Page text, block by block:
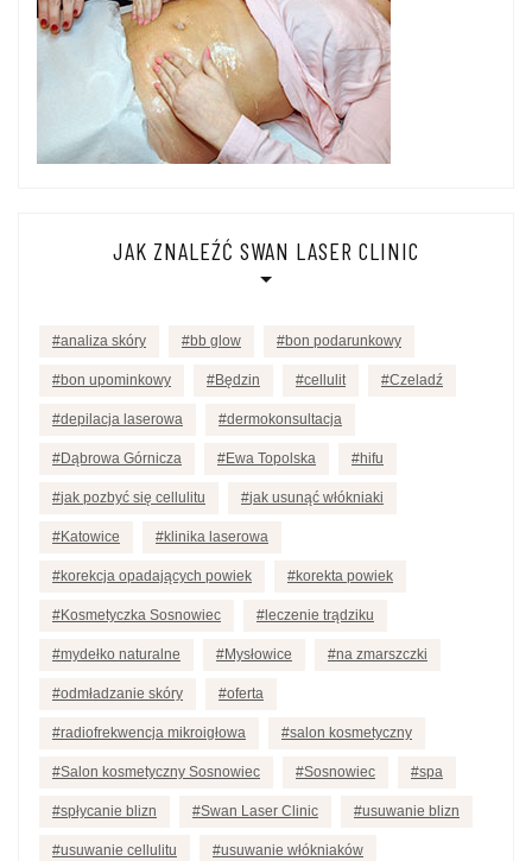
JAK ZNALEŹĆ SWAN LASER CLINIC
analiza skóry bb glow bon podarunkowy
bon upominkowy Będzin cellulit Czeladź
depilacja laserowa dermokonsultacja
Dąbrowa Górnicza Ewa Topolska hifu
jak pozbyć się cellulitu jak usunąć włókniaki
Katowice klinika laserowa
korekcja opadających powiek korekta powiek
Kosmetyczka Sosnowiec leczenie trądziku
mydełko naturalne Mysłowice na zmarszczki
odmładzanie skóry oferta
radiofrekwencja mikroigłowa salon kosmetyczny
Salon kosmetyczny Sosnowiec Sosnowiec spa
spłycanie blizn Swan Laser Clinic usuwanie blizn
usuwanie cellulitu usuwanie włókniaków